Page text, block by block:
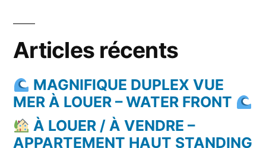
Articles récents
MAGNIFIQUE DUPLEX VUE
MER À LOUER – WATER FRONT
À LOUER / À VENDRE –
APPARTEMENT HAUT STANDING